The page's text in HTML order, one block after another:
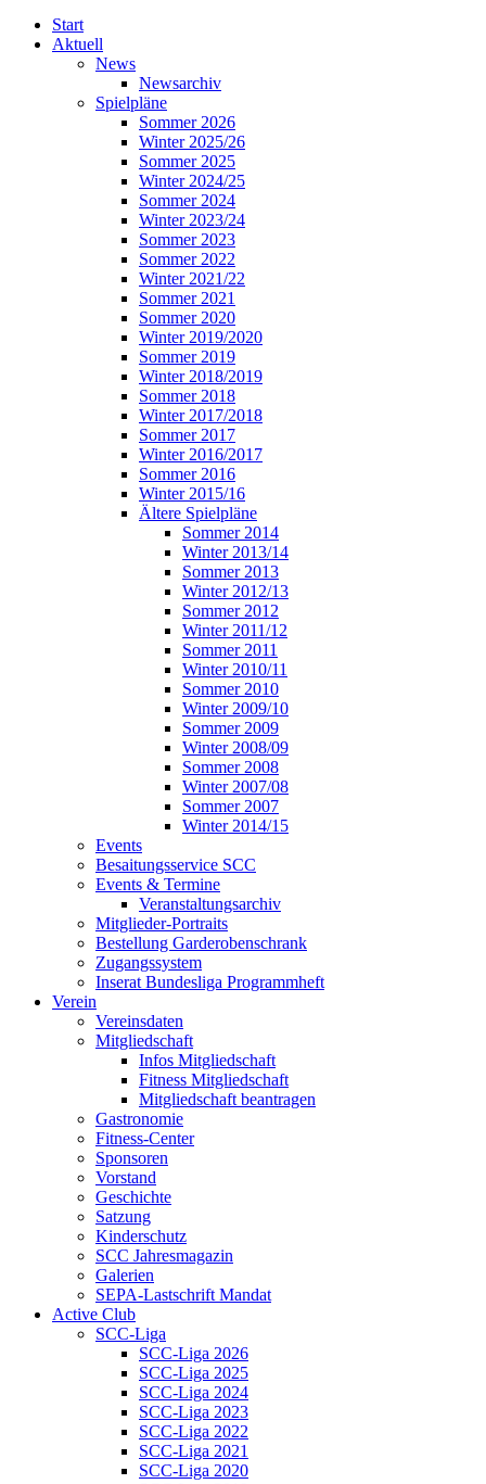
Start
Aktuell
News
Newsarchiv
Spielpläne
Sommer 2026
Winter 2025/26
Sommer 2025
Winter 2024/25
Sommer 2024
Winter 2023/24
Sommer 2023
Sommer 2022
Winter 2021/22
Sommer 2021
Sommer 2020
Winter 2019/2020
Sommer 2019
Winter 2018/2019
Sommer 2018
Winter 2017/2018
Sommer 2017
Winter 2016/2017
Sommer 2016
Winter 2015/16
Ältere Spielpläne
Sommer 2014
Winter 2013/14
Sommer 2013
Winter 2012/13
Sommer 2012
Winter 2011/12
Sommer 2011
Winter 2010/11
Sommer 2010
Winter 2009/10
Sommer 2009
Winter 2008/09
Sommer 2008
Winter 2007/08
Sommer 2007
Winter 2014/15
Events
Besaitungsservice SCC
Events & Termine
Veranstaltungsarchiv
Mitglieder-Portraits
Bestellung Garderobenschrank
Zugangssystem
Inserat Bundesliga Programmheft
Verein
Vereinsdaten
Mitgliedschaft
Infos Mitgliedschaft
Fitness Mitgliedschaft
Mitgliedschaft beantragen
Gastronomie
Fitness-Center
Sponsoren
Vorstand
Geschichte
Satzung
Kinderschutz
SCC Jahresmagazin
Galerien
SEPA-Lastschrift Mandat
Active Club
SCC-Liga
SCC-Liga 2026
SCC-Liga 2025
SCC-Liga 2024
SCC-Liga 2023
SCC-Liga 2022
SCC-Liga 2021
SCC-Liga 2020